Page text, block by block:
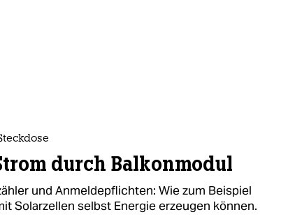
durch Balkonmodul
und Anmeldepflichten: Wie zum Beispiel
Solarzellen selbst Energie erzeugen können.